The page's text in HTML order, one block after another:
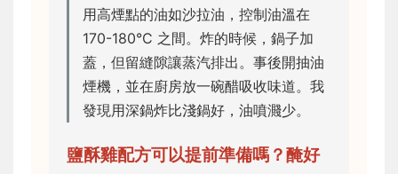
用高煙點的油如沙拉油，控制油溫在
170-180°C 之間。炸的時候，鍋子加
蓋，但留縫隙讓蒸汽排出。事後開抽油
煙機，並在廚房放一碗醋吸收味道。我
發現用深鍋炸比淺鍋好，油噴濺少。
鹽酥雞配方可以提前準備嗎？醃好